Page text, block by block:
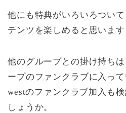
他にも特典がいろいろつい
テンツを楽しめると思います
他のグループとの掛け持ち
ープのファンクラブに入っ
westのファンクラブ加入も
しょうか。